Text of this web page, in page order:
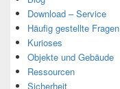
Download – Service
Häufig gestellte Fragen
Kurioses
Objekte und Gebäude
Ressourcen
Sicherheit